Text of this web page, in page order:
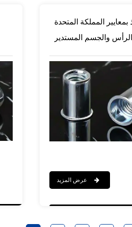
بمعايير المملكة المتحدة
والجسم المستدير
والبرشام